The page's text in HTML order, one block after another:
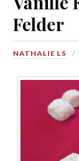
Felder
NATHALIE LS